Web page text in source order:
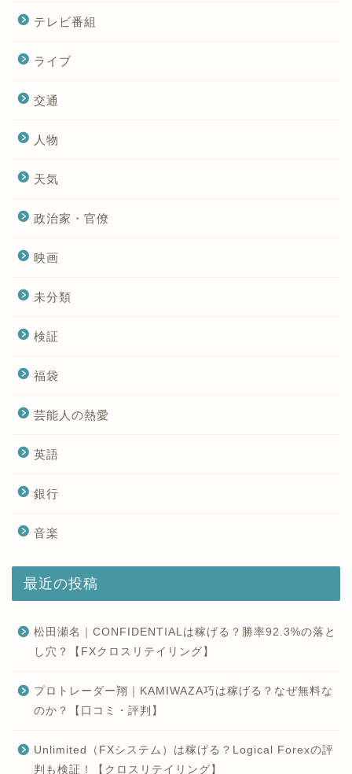
テレビ番組
ライブ
交通
人物
天気
政治家・官僚
映画
未分類
検証
福袋
芸能人の熱愛
英語
銀行
音楽
最近の投稿
松田瀬名｜CONFIDENTIALは稼げる？勝率92.3%の落と
し穴？【FXクロスリテイリング】
プロトレーダー翔｜KAMIWAZA巧は稼げる？なぜ無料な
のか？【口コミ・評判】
Unlimited（FXシステム）は稼げる？Logical Forexの評
判も検証！【クロスリテイリング】